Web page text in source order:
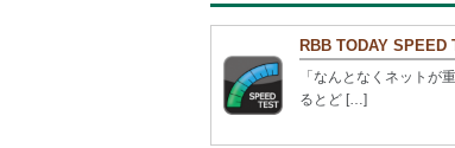
RBB TODAY SPEED
「なんとなくネットが
るとど […]